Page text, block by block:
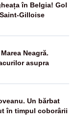
în Belgia! Gol
Gilloise
Neagră.
asupra
Un bărbat
în timpul coborârii